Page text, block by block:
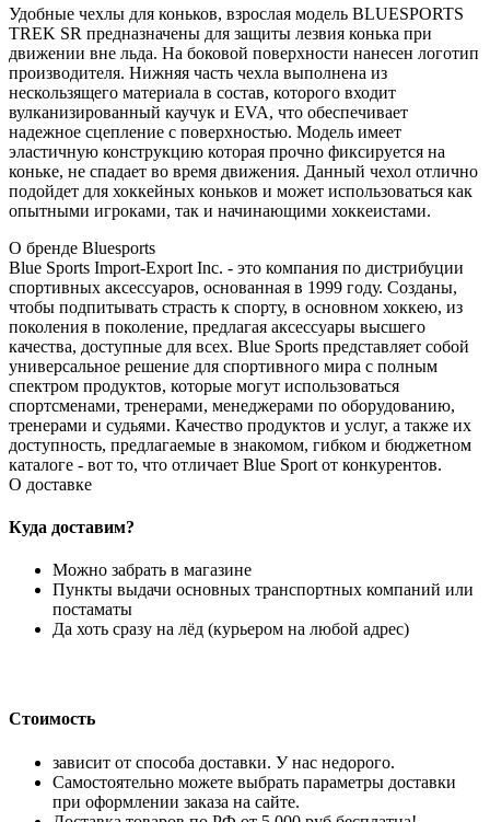
Удобные чехлы для коньков, взрослая модель BLUESPORTS
TREK SR предназначены для защиты лезвия конька при
движении вне льда. На боковой поверхности нанесен логотип
производителя. Нижняя часть чехла выполнена из
нескользящего материала в состав, которого входит
вулканизированный каучук и EVA, что обеспечивает
надежное сцепление с поверхностью. Модель имеет
эластичную конструкцию которая прочно фиксируется на
коньке, не спадает во время движения. Данный чехол отлично
подойдет для хоккейных коньков и может использоваться как
опытными игроками, так и начинающими хоккеистами.
О бренде Bluesports
Blue Sports Import-Export Inc. - это компания по дистрибуции
спортивных аксессуаров, основанная в 1999 году. Созданы,
чтобы подпитывать страсть к спорту, в основном хоккею, из
поколения в поколение, предлагая аксессуары высшего
качества, доступные для всех. Blue Sports представляет собой
универсальное решение для спортивного мира с полным
спектром продуктов, которые могут использоваться
спортсменами, тренерами, менеджерами по оборудованию,
тренерами и судьями. Качество продуктов и услуг, а также их
доступность, предлагаемые в знакомом, гибком и бюджетном
каталоге - вот то, что отличает Blue Sport от конкурентов.
О доставке
Куда доставим?
Можно забрать в магазине
Пункты выдачи основных транспортных компаний или
постаматы
Да хоть сразу на лёд (курьером на любой адрес)
Стоимость
зависит от способа доставки. У нас недорого.
Самостоятельно можете выбрать параметры доставки
при оформлении заказа на сайте.